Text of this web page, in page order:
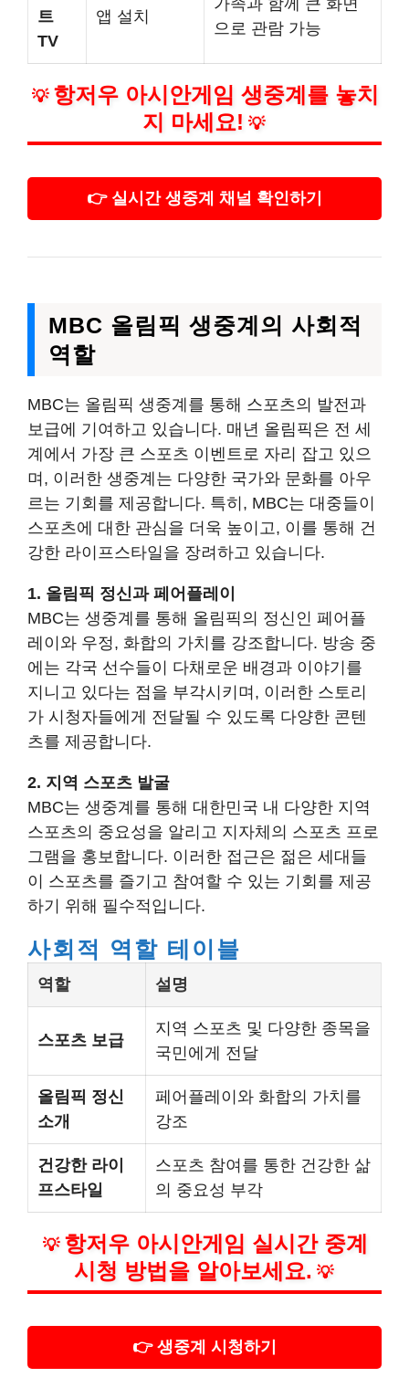
트
TV
앱 설치
가족과 함께 큰 화면
으로 관람 가능
💡 항저우 아시안게임 생중계를 놓치
지 마세요! 💡
👉 실시간 생중계 채널 확인하기
MBC 올림픽 생중계의 사회적
역할
MBC는 올림픽 생중계를 통해 스포츠의 발전과
보급에 기여하고 있습니다. 매년 올림픽은 전 세
계에서 가장 큰 스포츠 이벤트로 자리 잡고 있으
며, 이러한 생중계는 다양한 국가와 문화를 아우
르는 기회를 제공합니다. 특히, MBC는 대중들이
스포츠에 대한 관심을 더욱 높이고, 이를 통해 건
강한 라이프스타일을 장려하고 있습니다.
1. 올림픽 정신과 페어플레이
MBC는 생중계를 통해 올림픽의 정신인 페어플
레이와 우정, 화합의 가치를 강조합니다. 방송 중
에는 각국 선수들이 다채로운 배경과 이야기를
지니고 있다는 점을 부각시키며, 이러한 스토리
가 시청자들에게 전달될 수 있도록 다양한 콘텐
츠를 제공합니다.
2. 지역 스포츠 발굴
MBC는 생중계를 통해 대한민국 내 다양한 지역
스포츠의 중요성을 알리고 지자체의 스포츠 프로
그램을 홍보합니다. 이러한 접근은 젊은 세대들
이 스포츠를 즐기고 참여할 수 있는 기회를 제공
하기 위해 필수적입니다.
사회적 역할 테이블
역할 설명
스포츠 보급
지역 스포츠 및 다양한 종목을
국민에게 전달
올림픽 정신
소개
페어플레이와 화합의 가치를
강조
건강한 라이
프스타일
스포츠 참여를 통한 건강한 삶
의 중요성 부각
💡 항저우 아시안게임 실시간 중계
시청 방법을 알아보세요. 💡
👉 생중계 시청하기